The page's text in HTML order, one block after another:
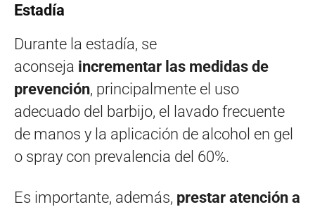
Estadía
Durante la estadía, se
aconseja incrementar las medidas de
prevención, principalmente el uso
adecuado del barbijo, el lavado frecuente
de manos y la aplicación de alcohol en gel
o spray con prevalencia del 60%.
Es importante, además, prestar atención a